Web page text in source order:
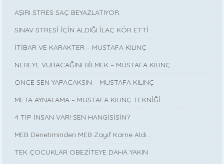
AŞIRI STRES SAÇ BEYAZLATIYOR.
SINAV STRESİ İÇİN ALDIĞI İLAÇ KÖR ETTİ
İTİBAR VE KARAKTER – MUSTAFA KILINÇ
NEREYE VURACAĞINI BİLMEK – MUSTAFA KILINÇ
ÖNCE SEN YAPACAKSIN – MUSTAFA KILINÇ
META AYNALAMA – MUSTAFA KILINÇ TEKNİĞİ
4 TİP İNSAN VAR! SEN HANGİSİSİN?
MEB Denetiminden MEB Zayıf Karne Aldı…
TEK ÇOCUKLAR OBEZİTEYE DAHA YAKIN